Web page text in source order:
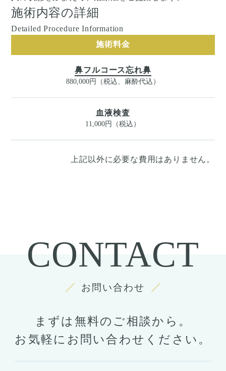
施術内容の詳細
Detailed Procedure Information
施術料金
鼻フルコース忘れ鼻
880,000円（税込、麻酔代込）
血液検査
11,000円（税込）
上記以外に必要な費用はありません。
CONTACT
お問い合わせ
まずは無料のご相談から。
お気軽にお問い合わせください。